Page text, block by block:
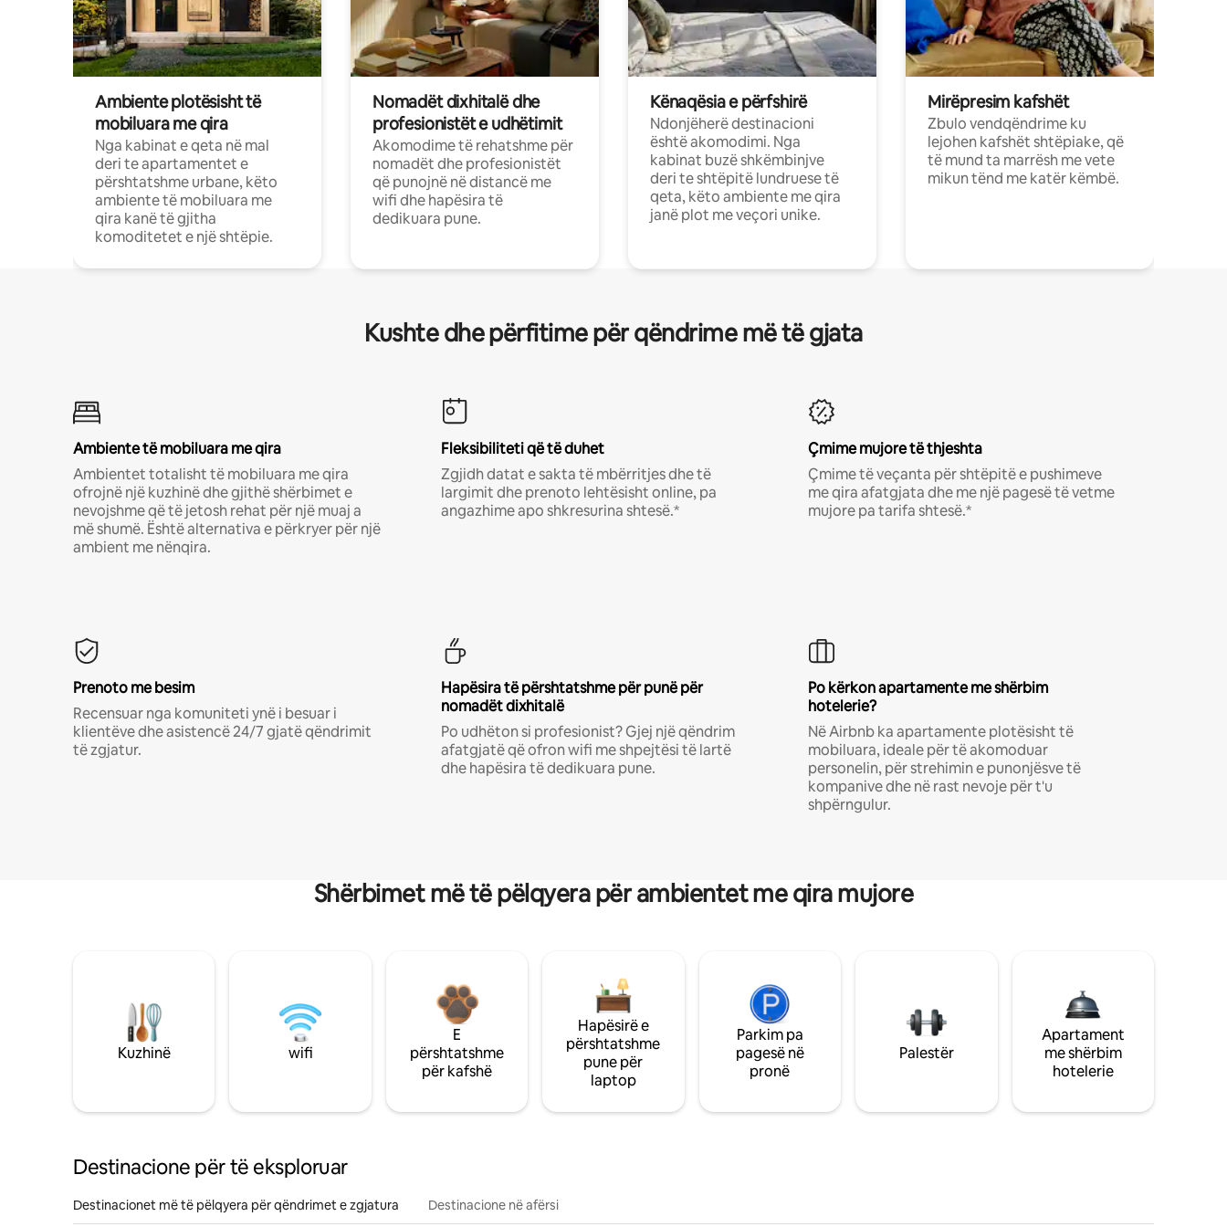
Ambiente plotësisht të
mobiluara me qira
Nga kabinat e qeta në mal
deri te apartamentet e
përshtatshme urbane, këto
ambiente të mobiluara me
qira kanë të gjitha
komoditetet e një shtëpie.
Nomadët dixhitalë dhe
profesionistët e udhëtimit
Akomodime të rehatshme për
nomadët dhe profesionistët
që punojnë në distancë me
wifi dhe hapësira të
dedikuara pune.
Kënaqësia e përfshirë
Ndonjëherë destinacioni
është akomodimi. Nga
kabinat buzë shkëmbinjve
deri te shtëpitë lundruese të
qeta, këto ambiente me qira
janë plot me veçori unike.
Mirëpresim kafshët
Zbulo vendqëndrime ku
lejohen kafshët shtëpiake, që
të mund ta marrësh me vete
mikun tënd me katër këmbë.
Kushte dhe përfitime për qëndrime më të gjata
Ambiente të mobiluara me qira
Ambientet totalisht të mobiluara me qira
ofrojnë një kuzhinë dhe gjithë shërbimet e
nevojshme që të jetosh rehat për një muaj a
më shumë. Është alternativa e përkryer për një
ambient me nënqira.
Fleksibiliteti që të duhet
Zgjidh datat e sakta të mbërritjes dhe të
largimit dhe prenoto lehtësisht online, pa
angazhime apo shkresurina shtesë.*
Çmime mujore të thjeshta
Çmime të veçanta për shtëpitë e pushimeve
me qira afatgjata dhe me një pagesë të vetme
mujore pa tarifa shtesë.*
Prenoto me besim
Recensuar nga komuniteti ynë i besuar i
klientëve dhe asistencë 24/7 gjatë qëndrimit
të zgjatur.
Hapësira të përshtatshme për punë për
nomadët dixhitalë
Po udhëton si profesionist? Gjej një qëndrim
afatgjatë që ofron wifi me shpejtësi të lartë
dhe hapësira të dedikuara pune.
Po kërkon apartamente me shërbim
hotelerie?
Në Airbnb ka apartamente plotësisht të
mobiluara, ideale për të akomoduar
personelin, për strehimin e punonjësve të
kompanive dhe në rast nevoje për t'u
shpërngulur.
Shërbimet më të pëlqyera për ambientet me qira mujore
Kuzhinë wifi
E
përshtatshme
për kafshë
Hapësirë e
përshtatshme
pune për
laptop
Parkim pa
pagesë në
pronë
Palestër
Apartament
me shërbim
hotelerie
Destinacione për të eksploruar
Destinacionet më të pëlqyera për qëndrimet e zgjatura Destinacione në afërsi